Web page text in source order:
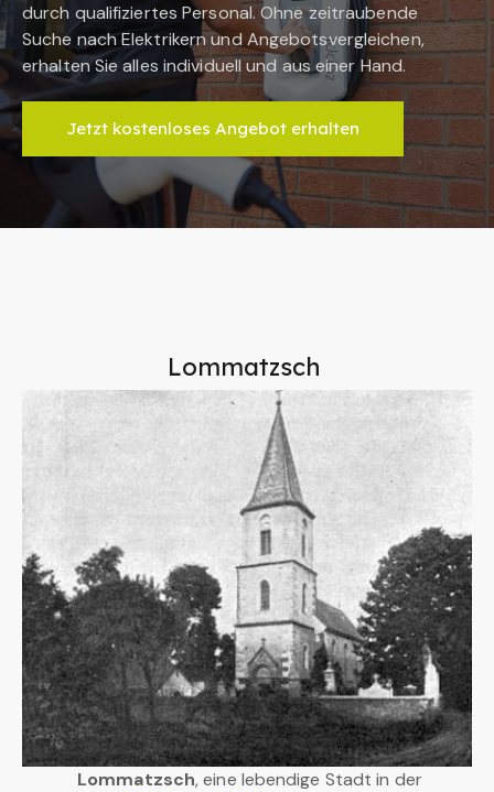
durch qualifiziertes Personal. Ohne zeitraubende
Suche nach Elektrikern und Angebotsvergleichen,
erhalten Sie alles individuell und aus einer Hand.
Jetzt kostenloses Angebot erhalten
Lommatzsch
Lommatzsch, eine lebendige Stadt in der